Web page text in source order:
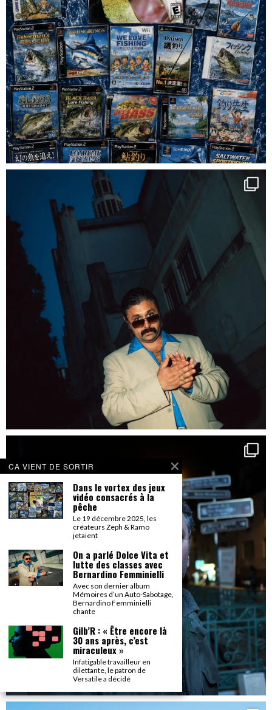
CA VIENT DE SORTIR
Dans le vortex des jeux
vidéo consacrés à la
pêche
Le 19 décembre 2025, les
créateurs Zeph & Ramo
jetaient
On a parlé Dolce Vita et
lutte des classes avec
Bernardino Femminielli
Avec son dernier album
Mémoires d’un Auto-Sabotage,
Bernardino Femminielli
chante
Gilb’R : « Être encore là
30 ans après, c’est
miraculeux »
Infatigable travailleur en
dilettante, le patron de
Versatile a décidé